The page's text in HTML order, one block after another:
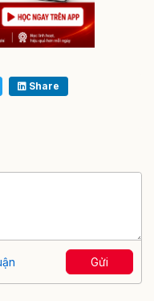
Share
Gửi